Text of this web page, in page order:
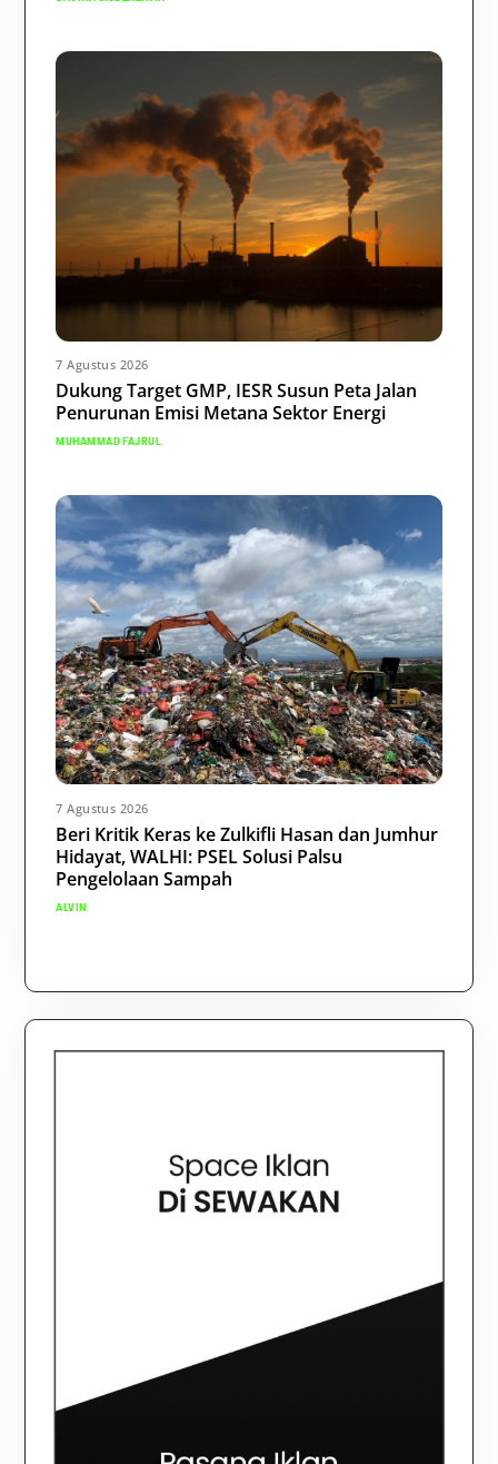
7 Agustus 2026
Dukung Target GMP, IESR Susun Peta Jalan
Penurunan Emisi Metana Sektor Energi
MUHAMMAD FAJRUL
7 Agustus 2026
Beri Kritik Keras ke Zulkifli Hasan dan Jumhur
Hidayat, WALHI: PSEL Solusi Palsu
Pengelolaan Sampah
ALVIN